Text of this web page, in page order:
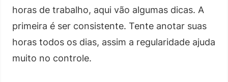
horas de trabalho, aqui vão algumas dicas. A
primeira é ser consistente. Tente anotar suas
horas todos os dias, assim a regularidade ajuda
muito no controle.